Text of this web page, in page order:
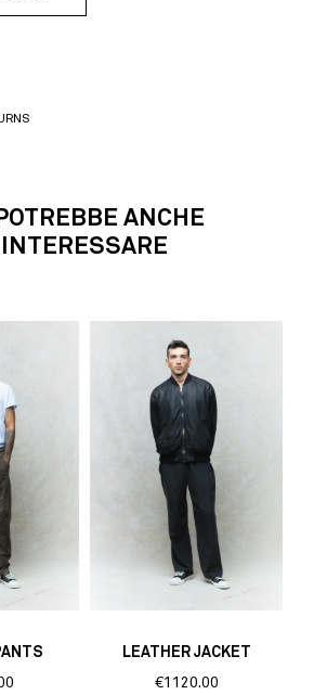
ANCHE
INTERESSARE
LEATHER JACKET
€1120.00